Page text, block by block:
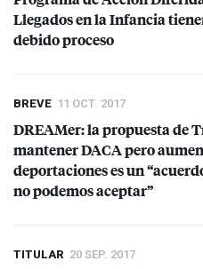
Llegados en la Infancia
debido proceso
BREVE 11 OCT. 2017
DREAMer: la propuesta de
mantenerDACApero
deportaciones es un
no podemos aceptar”
TITULAR 20 SEP. 2017